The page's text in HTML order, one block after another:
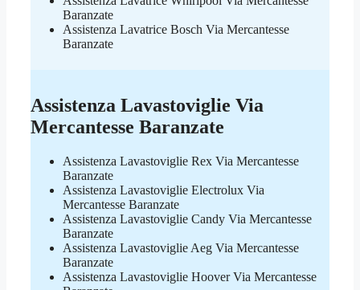
Baranzate
Assistenza Lavatrice Bosch Via Mercantesse
Baranzate
Assistenza Lavastoviglie Via
Mercantesse Baranzate
Assistenza Lavastoviglie Rex Via Mercantesse
Baranzate
Assistenza Lavastoviglie Electrolux Via
Mercantesse Baranzate
Assistenza Lavastoviglie Candy Via Mercantesse
Baranzate
Assistenza Lavastoviglie Aeg Via Mercantesse
Baranzate
Assistenza Lavastoviglie Hoover Via Mercantesse